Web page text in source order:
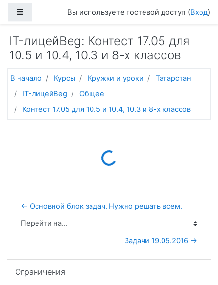
Боковая панельВы используете гостевой доступ (Вход)
IT-лицейBeg: Контест 17.05 для
10.5 и 10.4, 10.3 и 8-х классов
В начало Курсы Кружки и уроки
Татарстан
IT-лицейBeg
Общее
Контест 17.05 для 10.5 и 10.4, 10.3 и 8-х классов
Loading...
← Основной блок задач. Нужно решать всем.
Перейти на...
Задачи 19.05.2016 →
Ограничения